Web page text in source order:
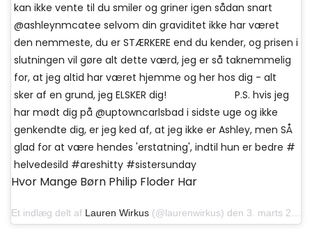
kan ikke vente til du smiler og griner igen sådan snart
@ashleynmcatee selvom din graviditet ikke har været
den nemmeste, du er STÆRKERE end du kender, og prisen i
slutningen vil gøre alt dette værd, jeg er så taknemmelig
for, at jeg altid har været hjemme og her hos dig - alt
sker af en grund, jeg ELSKER dig! ⠀⠀⠀⠀⠀⠀⠀⠀⠀ P.S. hvis jeg
har mødt dig på @uptowncarlsbad i sidste uge og ikke
genkendte dig, er jeg ked af, at jeg ikke er Ashley, men SÅ
glad for at være hendes 'erstatning', indtil hun er bedre #
helvedesild #areshitty #sistersunday
Hvor Mange Børn Philip Floder Har
Et indlæg delt af Lauren Wirkus (@laurenwirkus) den 3. marts 2019 kl. 18:21 PST